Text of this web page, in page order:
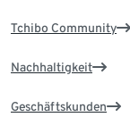
Tchibo Community
Nachhaltigkeit
Geschäftskunden